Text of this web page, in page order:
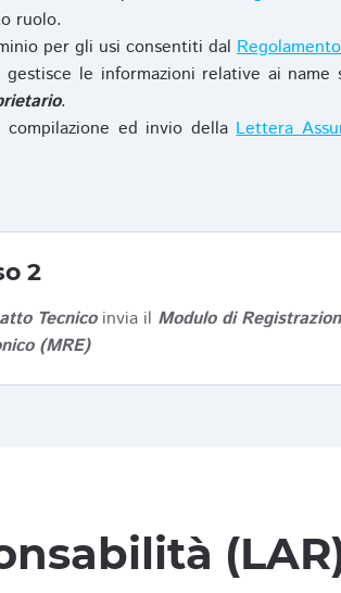
ruolo.
per gli usi consentiti dal Regolamento
le informazioni relative ai name
.
compilazione ed invio dellaLettera
2
Tecnicoinvia il Modulo di
(MRE)